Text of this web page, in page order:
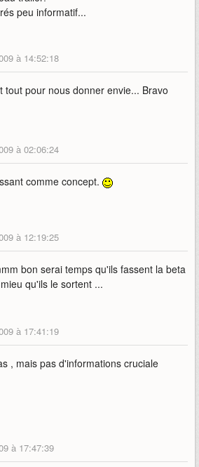
peu informatif...
à 14:52:18
tout pour nous donner envie... Bravo
à 02:06:24
comme concept.
à 12:19:25
bon serai temps qu'ils fassent la beta
qu'ils le sortent ...
à 17:41:19
, mais pas d'informations cruciale
à 17:47:39